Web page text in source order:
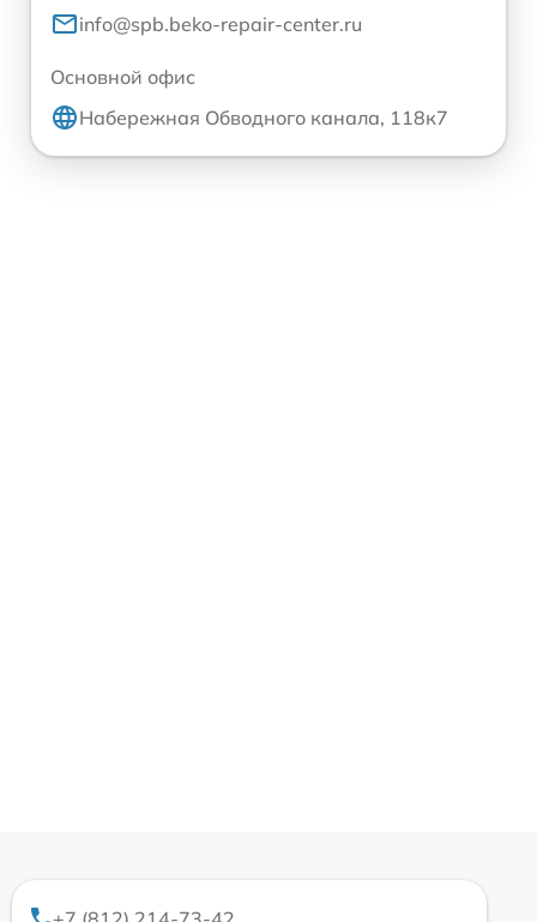
info@spb.beko-repair-center.ru
Основной офис
Набережная Обводного канала, 118к7